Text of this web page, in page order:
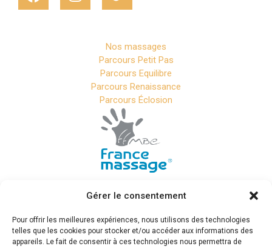
Gérer le consentement
Pour offrir les meilleures expériences, nous utilisons des technologies
telles que les cookies pour stocker et/ou accéder aux informations des
appareils. Le fait de consentir à ces technologies nous permettra de
Nos massages
Parcours Petit Pas
Parcours Equilibre
Parcours Renaissance
Parcours Éclosion
Cabestany